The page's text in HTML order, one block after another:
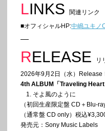
LINKS
関連リンク
■オフィシャルHP:中嶋ユキノ
RELEASE
リ
2026年9月2日（水）Release
4th ALBUM「Traveling Heart
そよ風のように
（初回生産限定盤 CD＋Blu-
（通常盤 CD only）税込
発売元：Sony Music Labels